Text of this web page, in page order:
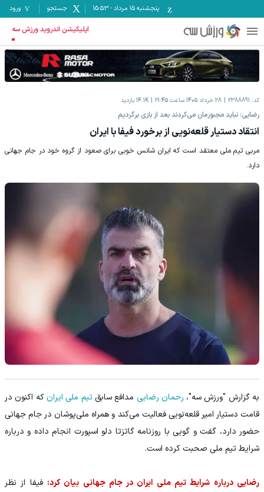
پنجشنبه ۱۵ مرداد -
15:53 جستجو ورود
اپلیکیشن اندروید ورزش سه
کد: 2388891 28 خرداد 1405 ساعت 21:45 14.1K بازدید
رضایی: نباید مجبورمان می‌کردند بعد از بازی برگردیم
انتقاد دستیار قلعه‌نویی از برخورد فیفا با ایران
مربی تیم ملی معتقد است که ایران شانس خوبی برای صعود از گروه خود در جام جهانی
دارد.
به گزارش "ورزش سه"، رحمان رضایی مدافع سابقتیم ملی ایرانکه اکنون در
قامت دستیار امیر قلعه‌نویی فعالیت می‌کند و همراه ملی‌پوشان در جام جهانی
حضور دارد، گفت و گویی با روزنامه گاتزتا دلو اسپورت انجام داده و درباره
شرایط تیم ملی صحبت کرده است.
رضایی درباره شرایط تیم ملی ایران در جام جهانی بیان کرد: فیفا از نظر